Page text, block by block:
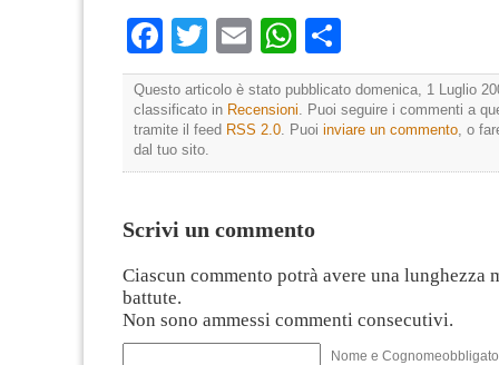
Facebook
TwitterEmailWhatsApp
Questo articolo è stato pubblicato domenica, 1 Luglio
classificato in Recensioni . Puoi seguire i commenti a
tramite il feed RSS 2.0 . Puoi inviare un commento , o
dal tuo sito.
Scrivi un commento
Ciascun commento potrà avere una lunghezza
battute.
Non sono ammessi commenti consecutivi.
Nome e